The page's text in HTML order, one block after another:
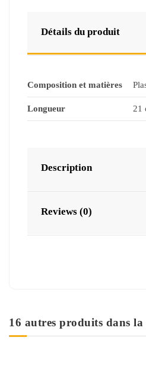
Détails du produit
Composition et matières
Longueur 21
Description
Reviews (0)
16 autres produits dans la